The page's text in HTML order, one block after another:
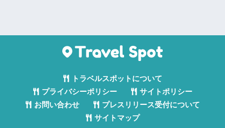
トラベルスポットについて
プライバシーポリシー
サイトポリシー
お問い合わせ
プレスリリース受付について
サイトマップ